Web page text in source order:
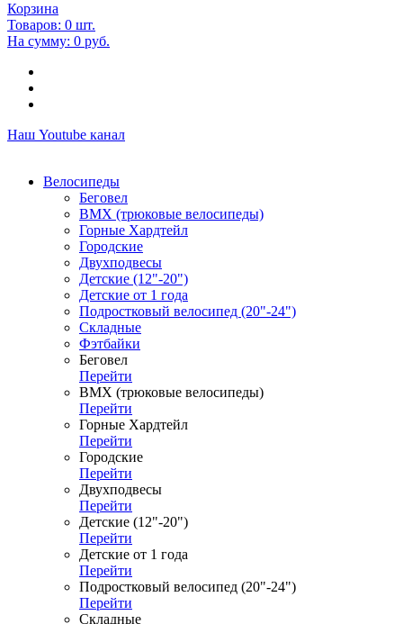
Корзина
Товаров: 0 шт.
На сумму: 0 руб.
Наш Youtube канал
Велосипеды
Беговел
ВМХ (трюковые велосипеды)
Горные Хардтейл
Городские
Двухподвесы
Детские (12"-20")
Детские от 1 года
Подростковый велосипед (20"-24")
Складные
Фэтбайки
Беговел
Перейти
ВМХ (трюковые велосипеды)
Перейти
Горные Хардтейл
Перейти
Городские
Перейти
Двухподвесы
Перейти
Детские (12"-20")
Перейти
Детские от 1 года
Перейти
Подростковый велосипед (20"-24")
Перейти
Складные